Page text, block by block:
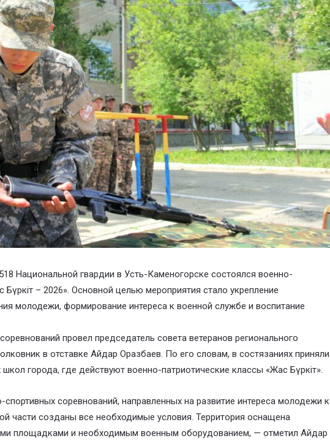
Национальной гвардии в Усть-Каменогорске состоялся военно-
Бүркіт – 2026». Основной целью мероприятия стало укрепление
молодежи, формирование интереса к военной службе и воспитание
провел председатель совета ветеранов регионального
в отставке Айдар Оразбаев. По его словам, в состязаниях приняли
города, где действуют военно-патриотические классы «Жас Бүркіт».
соревнований, направленных на развитие интереса молодежи к
части созданы все необходимые условия. Территория оснащена
площадками и необходимым военным оборудованием, — отметил Айдар